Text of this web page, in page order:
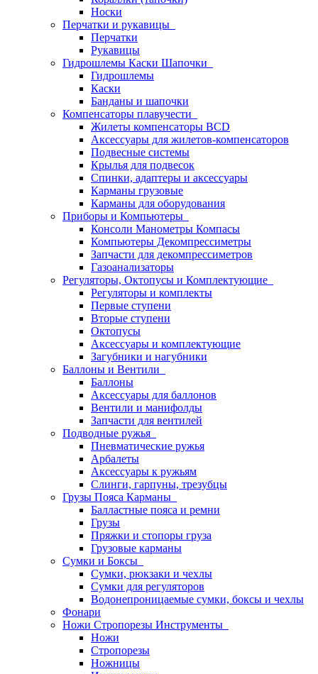
Носки
Перчатки и рукавицы
Перчатки
Рукавицы
Гидрошлемы Каски Шапочки
Гидрошлемы
Каски
Банданы и шапочки
Компенсаторы плавучести
Жилеты компенсаторы BCD
Аксессуары для жилетов-компенсаторов
Подвесные системы
Крылья для подвесок
Спинки, адаптеры и аксессуары
Карманы грузовые
Карманы для оборудования
Приборы и Компьютеры
Консоли Манометры Компасы
Компьютеры Декомпрессиметры
Запчасти для декомпрессиметров
Газоанализаторы
Регуляторы, Октопусы и Комплектующие
Регуляторы и комплекты
Первые ступени
Вторые ступени
Октопусы
Аксессуары и комплектующие
Загубники и нагубники
Баллоны и Вентили
Баллоны
Аксессуары для баллонов
Вентили и манифолды
Запчасти для вентилей
Подводные ружья
Пневматические ружья
Арбалеты
Аксессуары к ружьям
Слинги, гарпуны, трезубцы
Грузы Пояса Карманы
Балластные пояса и ремни
Грузы
Пряжки и стопоры груза
Грузовые карманы
Сумки и Боксы
Сумки, рюкзаки и чехлы
Сумки для регуляторов
Водонепроницаемые сумки, боксы и чехлы
Фонари
Ножи Стропорезы Инструменты
Ножи
Стропорезы
Ножницы